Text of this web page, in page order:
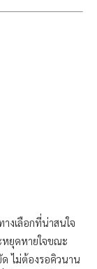
งเลือกที่น่าสนใจ
ยุดหายใจขณะ
ไม่ต้องรอคิวนาน